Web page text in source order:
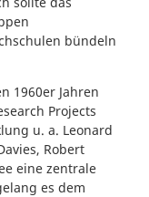
bündeln
1960er Jahren
Projects
u. a. Leonard
Robert
eine zentrale
es dem